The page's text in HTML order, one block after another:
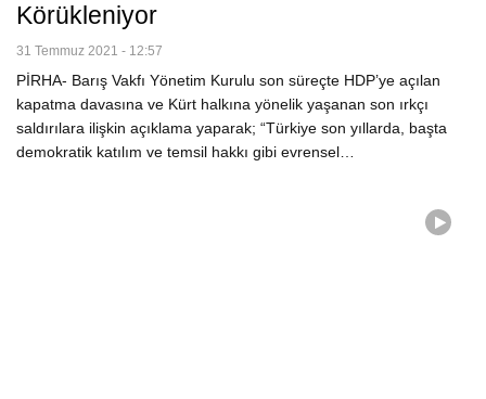
Körükleniyor
31 Temmuz 2021 - 12:57
PİRHA- Barış Vakfı Yönetim Kurulu son süreçte HDP’ye açılan
kapatma davasına ve Kürt halkına yönelik yaşanan son ırkçı
saldırılara ilişkin açıklama yaparak; “Türkiye son yıllarda, başta
demokratik katılım ve temsil hakkı gibi evrensel…